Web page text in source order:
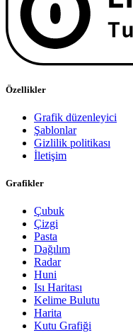
Özellikler
Grafik düzenleyici
Şablonlar
Gizlilik politikası
İletişim
Grafikler
Çubuk
Çizgi
Pasta
Dağılım
Radar
Huni
Isı Haritası
Kelime Bulutu
Harita
Kutu Grafiği